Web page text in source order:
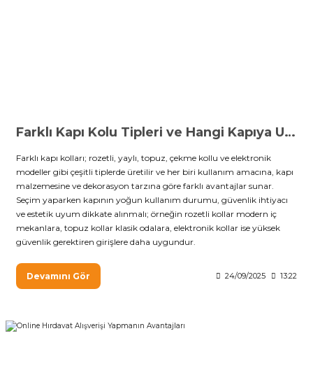
Farklı Kapı Kolu Tipleri ve Hangi Kapıya Uygun Olurlar?
Farklı kapı kolları; rozetli, yaylı, topuz, çekme kollu ve elektronik
modeller gibi çeşitli tiplerde üretilir ve her biri kullanım amacına, kapı
malzemesine ve dekorasyon tarzına göre farklı avantajlar sunar.
Seçim yaparken kapının yoğun kullanım durumu, güvenlik ihtiyacı
ve estetik uyum dikkate alınmalı; örneğin rozetli kollar modern iç
mekanlara, topuz kollar klasik odalara, elektronik kollar ise yüksek
güvenlik gerektiren girişlere daha uygundur.
Devamını Gör 24/09/2025 13:22